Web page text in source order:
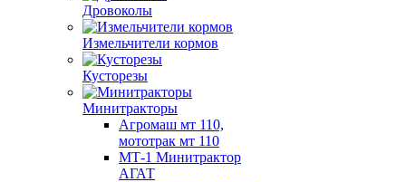
Дровоколы
Измельчители кормов
Кусторезы
Минитракторы
Агромаш мт 110,
мототрак мт 110
МТ-1 Минитрактор
АГАТ